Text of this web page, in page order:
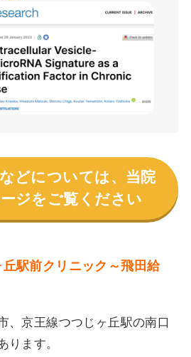
どについては、当院
ジをご覧ください
駅前クリニック～飛田給
、京王線つつじヶ丘駅の南口
ります。